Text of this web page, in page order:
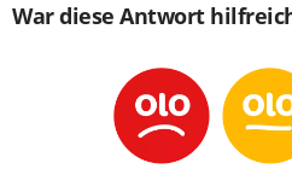
War diese Antwort